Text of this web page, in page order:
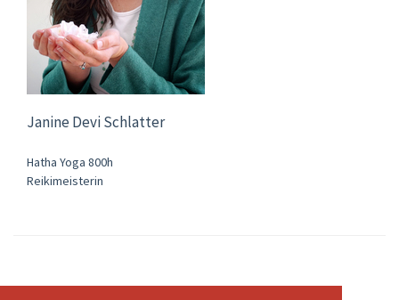
Janine Devi Schlatter
Hatha Yoga 800h
Reikimeisterin